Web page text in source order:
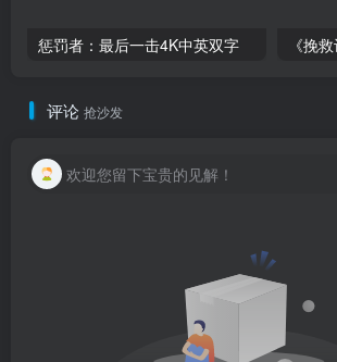
惩罚者：最后一击4K中英双字
评论 抢沙发
欢迎您留下宝贵的见解！